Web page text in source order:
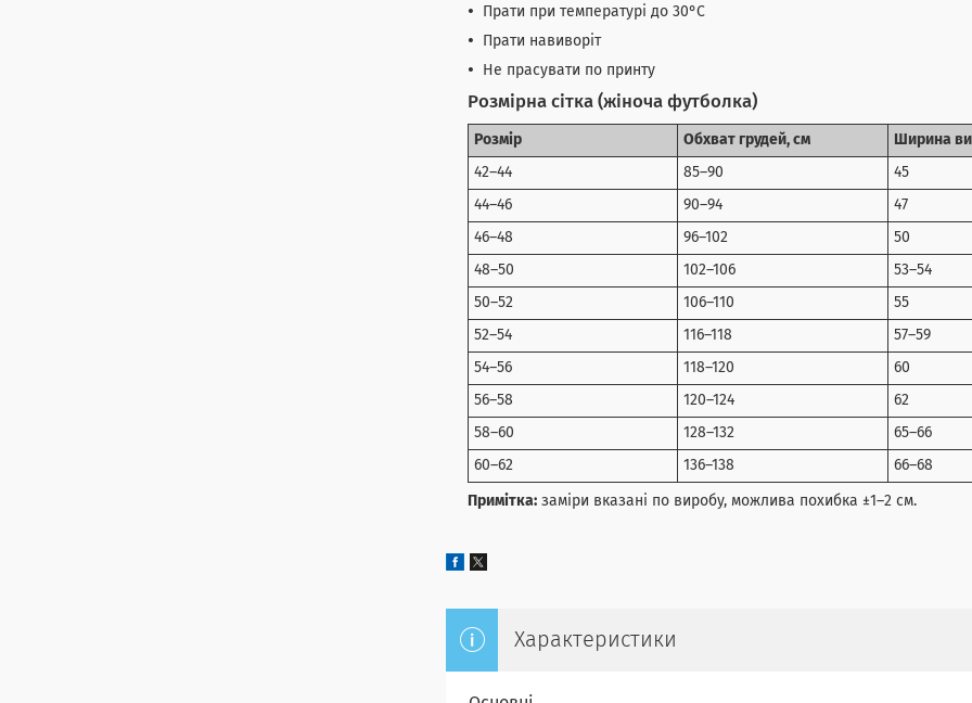
Прати при температурі до 30°C
Прати навиворіт
Не прасувати по принту
Розмірна сітка (жіноча футболка)
Розмір Обхват грудей, см Ширина
42–44 85–90 45
44–46 90–94 47
46–48 96–102 50
48–50 102–106 53–54
50–52 106–110 55
52–54 116–118 57–59
54–56 118–120 60
56–58 120–124 62
58–60 128–132 65–66
60–62 136–138 66–68
Примітка: заміри вказані по виробу, можлива похибка ±1–2 см.
Характеристики